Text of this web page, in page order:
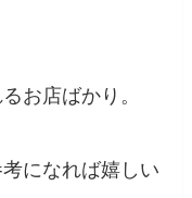
お店ばかり。
になれば嬉しい